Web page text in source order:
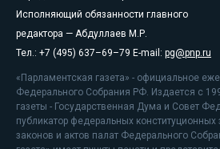
Исполняющий обязанности главного
редактора — Абдуллаев М.Р.
Тел.: +7 (495) 637–69–79 E-mail: pg@pnp.ru
«Парламентская газета» - официальное
Федерального Собрания РФ. Издается с
газеты - Государственная Дума и Совет
публикатор федеральных
законов и актов палат Федерального